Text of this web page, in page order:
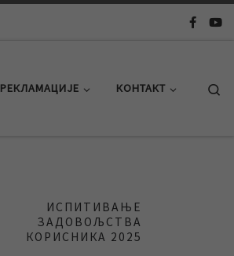
РЕКЛАМАЦИЈЕ КОНТАКТ
ИСПИТИВАЊЕ
ЗАДОВОЉСТВА
КОРИСНИКА 2025